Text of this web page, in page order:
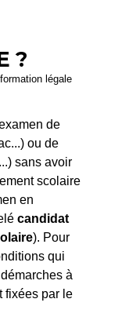
?
légale
de
ou de
sans avoir
scolaire
en
candidat
). Pour
qui
à
fixées par le